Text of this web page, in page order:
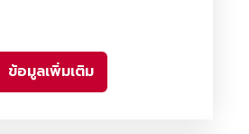
ข้อมูลเพิ่มเติม